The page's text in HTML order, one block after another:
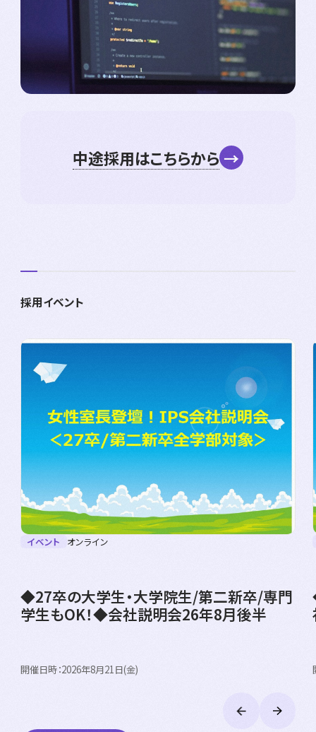
中途採用はこちらから →
採用イベント
イベント オンライン
◆27卒の大学生・大学院生/第二新卒/専門
学生もOK！◆会社説明会26年8月後半
開催日時：2026年8月21日(金)